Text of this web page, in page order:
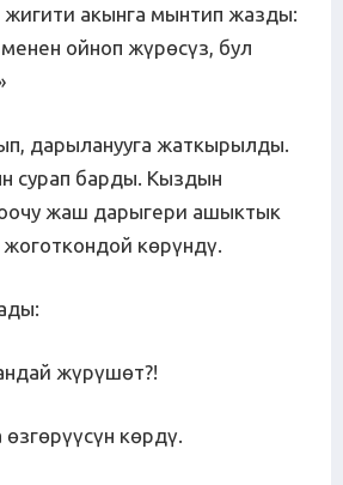
акынга мынтип жазды:
ойноп жүрөсүз, бул
дарыланууга жаткырылды.
сурап барды. Кыздын
жаш дарыгери ашыктык
көрүндү.
жүрүшөт?!
көрдү.